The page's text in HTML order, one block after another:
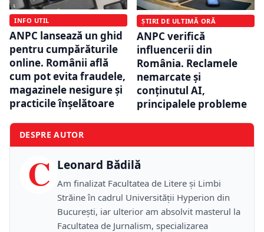
INFO UTIL
ANPC lansează un ghid
pentru cumpărăturile
online. Românii află
cum pot evita fraudele,
magazinele nesigure și
practicile înșelătoare
ȘTIRI DE ULTIMĂ ORĂ
ANPC verifică
influencerii din
România. Reclamele
nemarcate și
conținutul AI,
principalele probleme
DESPRE AUTOR
C Leonard Bădilă
Am finalizat Facultatea de Litere și Limbi
Străine în cadrul Universității Hyperion din
București, iar ulterior am absolvit masterul la
Facultatea de Jurnalism, specializarea